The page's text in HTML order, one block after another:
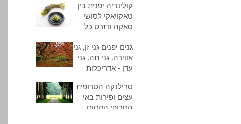
קולינריה יפנית בין
טאקויאקי לסושי
סאקה ודזרט כל
הקינוחים,כדאי להכיר
לפני שמבקרים ביפן
גנים יפנים גני זן, גני
אווירה, גני תה, גני
עדן - אדריכלות
אלוהותו של הטבע
סרילנקה הטרופית -
עצים ופירות באי
הטרופי הקסום